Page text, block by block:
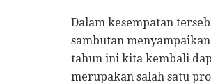
Dalam kesempatan
sambutan
tahun ini kita kembali
merupakan salah satu